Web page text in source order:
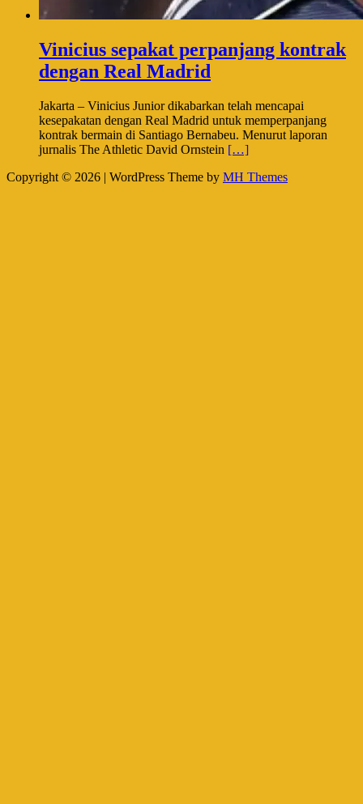
Vinicius sepakat perpanjang kontrak
dengan Real Madrid
Jakarta – Vinicius Junior dikabarkan telah mencapai
kesepakatan dengan Real Madrid untuk memperpanjang
kontrak bermain di Santiago Bernabeu. Menurut laporan
jurnalis The Athletic David Ornstein […]
Copyright © 2026 | WordPress Theme by MH Themes